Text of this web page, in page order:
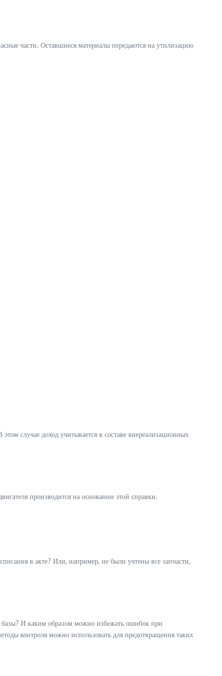
части. Оставшиеся материалы передаются на утилизацию
случае доход учитывается в составе внереализационных
производится на основании этой справки.
в акте? Или, например, не были учтены все запчасти,
И каким образом можно избежать ошибок при
контроля можно использовать для предотвращения таких